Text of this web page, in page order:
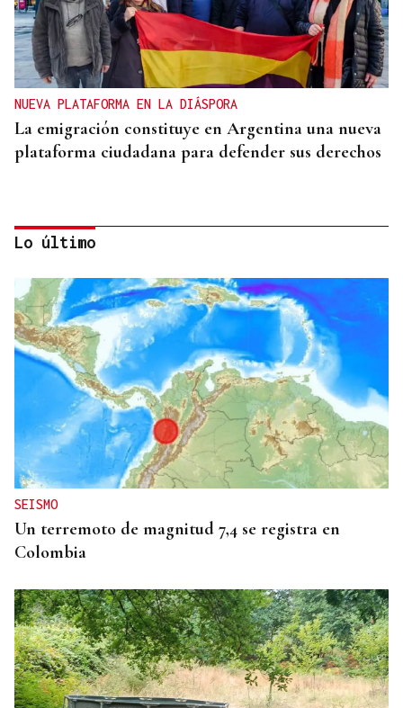
NUEVA PLATAFORMA EN LA DIÁSPORA
La emigración constituye en Argentina una nueva
plataforma ciudadana para defender sus derechos
El Ballet Folklórico Tupa Marka en gira en España
y Francia
Lo último
SEISMO
Un terremoto de magnitud 7,4 se registra en
Colombia